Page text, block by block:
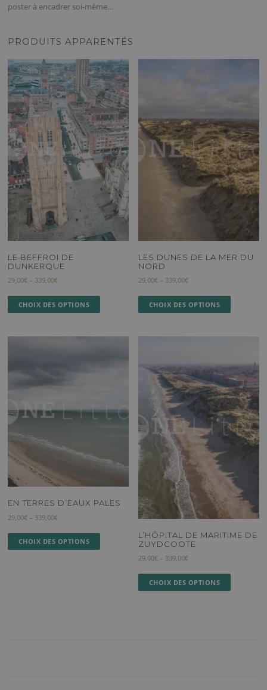
poster à encadrer soi-même…
PRODUITS APPARENTÉS
LE BEFFROI DE
DUNKERQUE
29,00€ – 339,00€
CHOIX DES OPTIONS
LES DUNES DE LA MER DU
NORD
29,00€ – 339,00€
CHOIX DES OPTIONS
EN TERRES D’EAUX PALES
29,00€ – 339,00€
CHOIX DES OPTIONS
L’HÔPITAL DE MARITIME DE
ZUYDCOOTE
29,00€ – 339,00€
CHOIX DES OPTIONS